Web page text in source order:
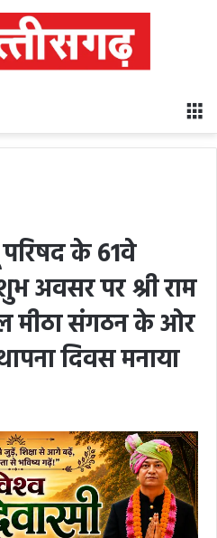
परिषद के 61वे
अवसर पर श्री राम
मीठा संगठन के ओर
दिवस मनाया